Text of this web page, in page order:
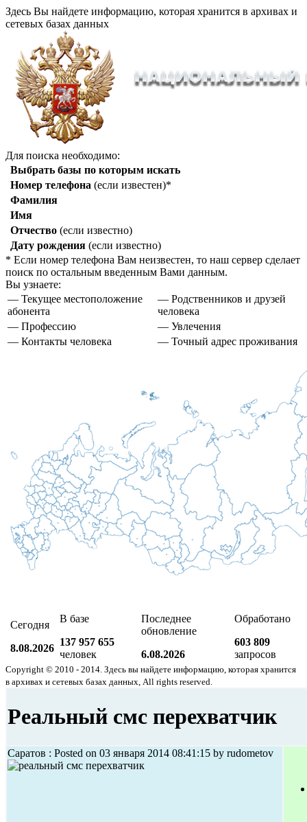
Здесь Вы найдете информацию, которая хранится в архивах и
сетевых базах данных
Для поиска необходимо:
Выбрать базы по которым искать
Номер телефона (если известен)*
Фамилия
Имя
Отчество (если известно)
Дату рождения (если известно)
* Если номер телефона Вам неизвестен, то наш сервер сделает
поиск по остальным введенным Вами данным.
Вы узнаете:
— Текущее местоположение
абонента
— Родственников и друзей
человека
— Профессию
— Увлечения
— Контакты человека
— Точный адрес проживания
Сегодня
8.08.2026
В базе
137 957 655
человек
Последнее
обновление
6.08.2026
Обработано
603 809
запросов
Copyright © 2010 - 2014. Здесь вы найдете информацию, которая хранится
в архивах и сетевых базах данных, All rights reserved.
Реальный смс перехватчик
Саратов : Posted on 03 января 2014 08:41:15 by rudometov